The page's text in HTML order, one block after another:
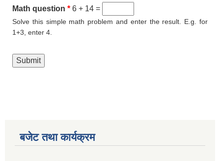
Math question * 6 + 14 =
Solve this simple math problem and enter the result. E.g. for
1+3, enter 4.
बजेट तथा कार्यक्रम